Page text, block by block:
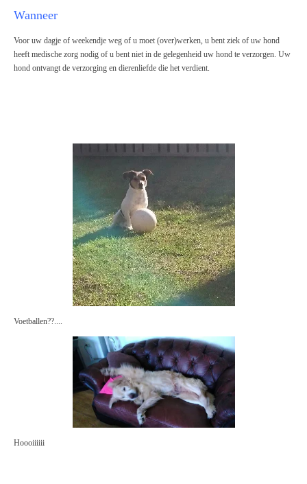
Wanneer
Voor uw dagje of weekendje weg of u moet (over)werken, u bent ziek of uw hond
heeft medische zorg nodig of u bent niet in de gelegenheid uw hond te verzorgen. Uw
hond ontvangt de verzorging en dierenliefde die het verdient.
Voetballen??....
Hoooiiiiii